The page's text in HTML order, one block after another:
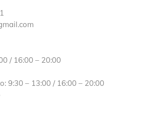
/ 16:00 – 20:00
9:30 – 13:00 / 16:00 – 20:00